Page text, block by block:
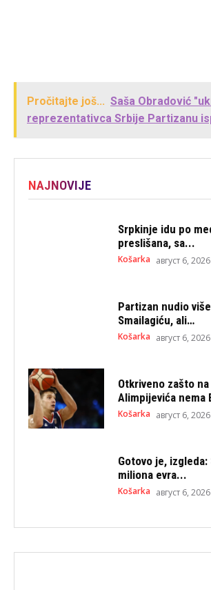
Pročitajte još... Saša Obradović
reprezentativca Srbije Partizanu
NAJNOVIJE
Srpkinje idu po
preslišana, sa...
Košarka август 6, 2026
Partizan nudio
Smailagiću, ali…
Košarka август 6, 2026
Otkriveno zašto
Alimpijevića nema
Košarka август 6, 2026
Gotovo je, izgleda:
miliona evra...
Košarka август 6, 2026